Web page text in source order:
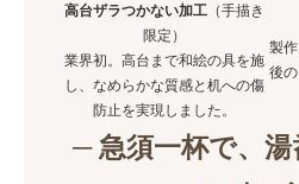
高台ザラつかない加工 （手描き
限定）
業界初。高台まで和絵の具を施
し、なめらかな質感と机への傷
防止を実現しました。
製
後
─ 急須一杯で、湯